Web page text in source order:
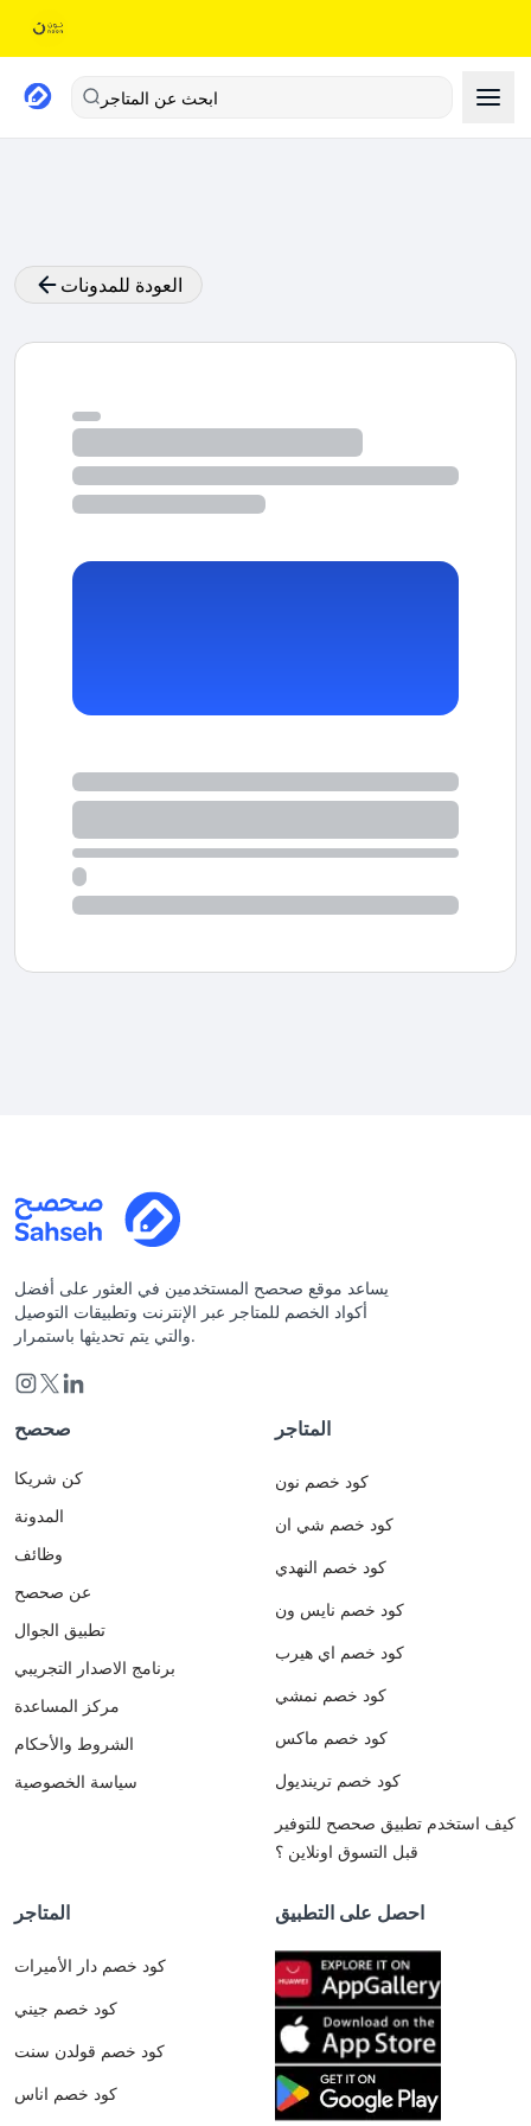
ابحث عن المتاجر
العودة للمدونات
يساعد موقع صحصح المستخدمين في العثور على أفضل
أكواد الخصم للمتاجر عبر الإنترنت وتطبيقات التوصيل
والتي يتم تحديثها باستمرار.
صحصح
كن شريكا
المدونة
وظائف
عن صحصح
تطبيق الجوال
برنامج الاصدار التجريبي
مركز المساعدة
الشروط والأحكام
سياسة الخصوصية
المتاجر
كود خصم نون
كود خصم شي ان
كود خصم النهدي
كود خصم نايس ون
كود خصم اي هيرب
كود خصم نمشي
كود خصم ماكس
كود خصم ترينديول
كيف استخدم تطبيق صحصح للتوفير
قبل التسوق اونلاين ؟
المتاجر
كود خصم دار الأميرات
كود خصم جيني
كود خصم قولدن سنت
كود خصم اناس
احصل على التطبيق